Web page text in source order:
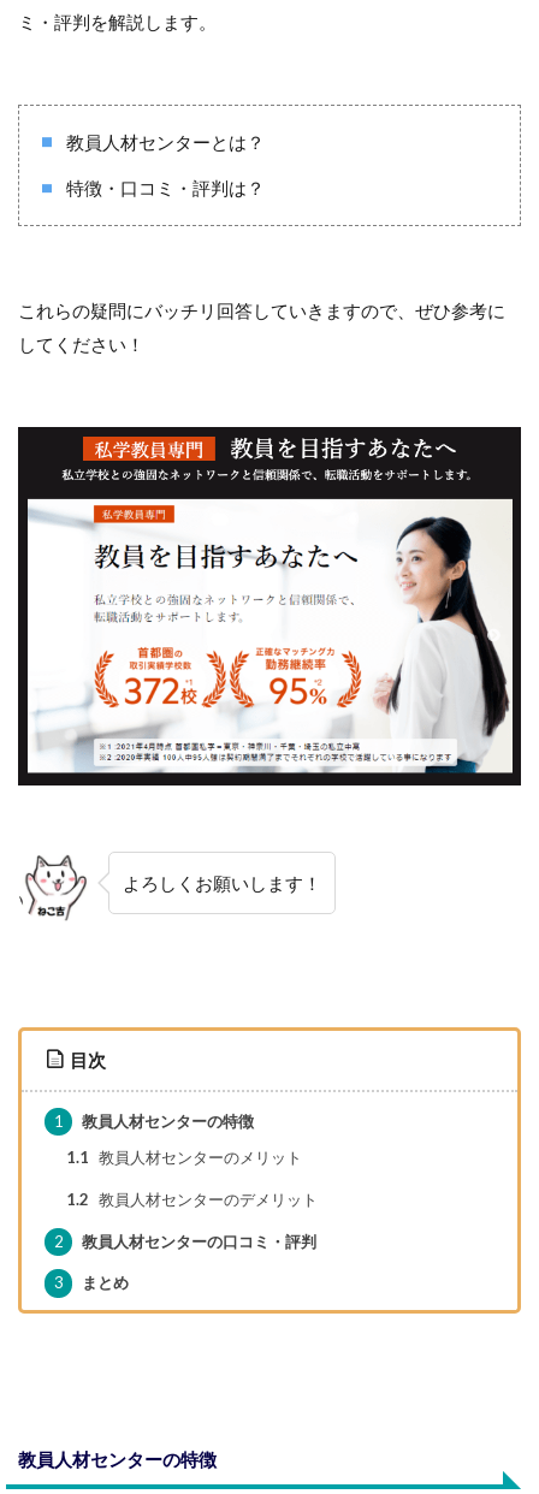
ミ・評判を解説します。
教員人材センターとは？
特徴・口コミ・評判は？
これらの疑問にバッチリ回答していきますので、ぜひ参考に
してください！
よろしくお願いします！
目次
1
教員人材センターの特徴
1.1 教員人材センターのメリット
1.2 教員人材センターのデメリット
2 教員人材センターの口コミ・評判
3 まとめ
教員人材センターの特徴